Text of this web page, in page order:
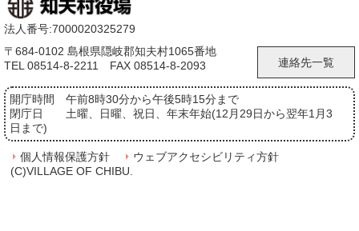
法人番号:7000020325279
〒684-0102 島根県隠岐郡知夫村1065番地
TEL 08514-8-2211 FAX 08514-8-2093
連絡先一覧
開庁時間
午前8時30分から午後5時15分まで
閉庁日
土曜、日曜、祝日、年末年始(12月29日から翌年1月3
日まで)
個人情報保護方針
ウェブアクセシビリティ方針
(C)VILLAGE OF CHIBU.